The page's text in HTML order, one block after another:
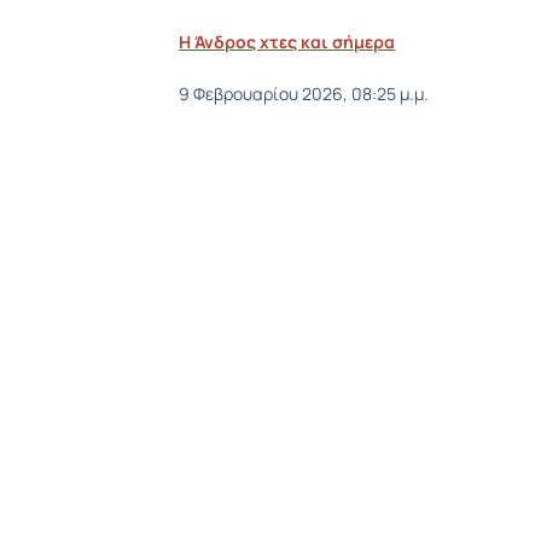
Η Άνδρος χτες και σήμερα
9 Φεβρουαρίου 2026, 08:25 μ.μ.